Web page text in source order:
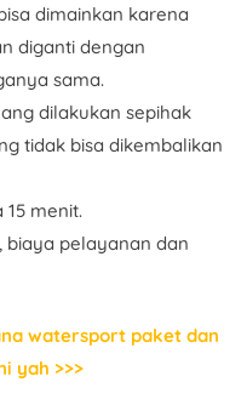
dimainkan karena
diganti dengan
sama.
dilakukan sepihak
tidak bisa dikembalikan
menit.
biaya pelayanan dan
watersport paket dan
yah >>>